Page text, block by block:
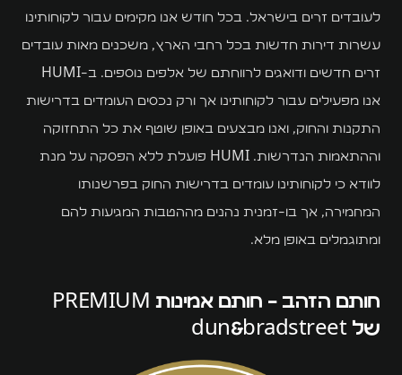
לעובדים זרים בישראל. בכל חודש אנו מקימים עבור לקוחותינו
עשרות דירות חדשות בכל רחבי הארץ, משכנים מאות עובדים
זרים חדשים ודואגים לרווחתם של אלפים נוספים. ב-HUMI
אנו מפעילים עבור לקוחותינו אך ורק נכסים העומדים בדרישות
התקנות והחוק, ואנו מבצעים באופן שוטף את כל התחזוקה
וההתאמות הנדרשות. HUMI פועלת ללא הפסקה על מנת
לוודא כי לקוחותינו עומדים בדרישות החוק בפרשנותו
המחמירה, אך בו-זמנית נהנים מההטבות המגיעות להם
ומתוגמלים באופן מלא.
חותם הזהב - חותם אמינות PREMIUM
של dun&bradstreet